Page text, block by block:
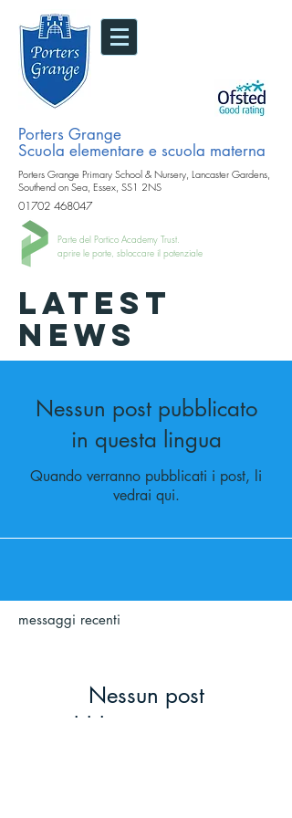
Porters Grange
Scuola elementare e scuola materna
Porters Grange Primary School & Nursery, Lancaster Gardens,
Southend on Sea, Essex, SS1 2NS
01702 468047
Parte del Portico Academy Trust.
aprire le porte, sbloccare il potenziale
LATEST
NEWS
Nessun post pubblicato
in questa lingua
Quando verranno pubblicati i post, li
vedrai qui.
messaggi recenti
Nessun post
pubblicato in questa